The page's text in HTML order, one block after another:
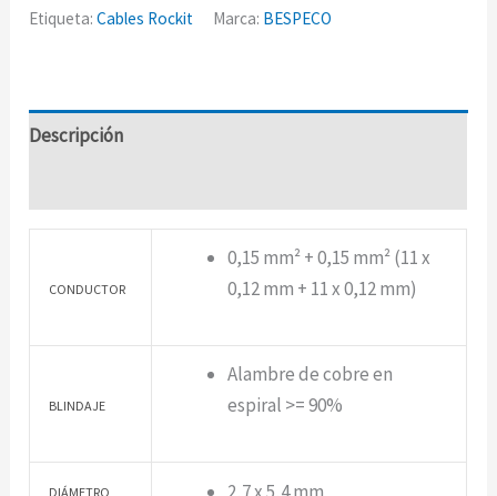
Etiqueta:Cables Rockit Marca: BESPECO
Descripción
CONDUCTOR
0,15 mm² + 0,15 mm² (11 x
0,12 mm + 11 x 0,12 mm)
BLINDAJE
Alambre de cobre en
espiral >= 90%
DIÁMETRO